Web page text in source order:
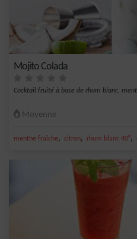
Mojito Colada
Cocktail fruité à base de rhum blanc,
Moyenne
menthe fraîche, citron, rhum blanc 40°,